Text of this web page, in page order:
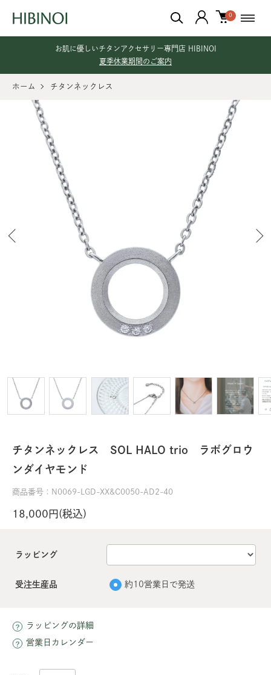
お肌に優しいチタンアクセサリー専門店 HIBINOI
夏季休業期間のご案内
0
ホーム チタンネックレス
チタンネックレス SOL HALO trio ラボグロウ
ンダイヤモンド
商品番号：N0069-LGD-XX&C0050-AD2-40
18,000円(税込)
ラッピング
受注生産品 約10営業日で発送
ラッピングの詳細
営業日カレンダー